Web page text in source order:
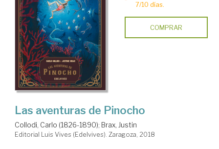
7/10 días.
COMPRAR
Las aventuras de Pinocho
Collodi, Carlo (1826-1890); Brax, Justin
Editorial Luis Vives (Edelvives). Zaragoza, 2018